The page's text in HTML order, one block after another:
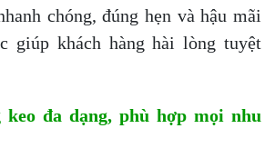
chóng, đúng hẹn và hậu mãi
giúp khách hàng hài lòng tuyệt
keo đa dạng, phù hợp mọi nhu